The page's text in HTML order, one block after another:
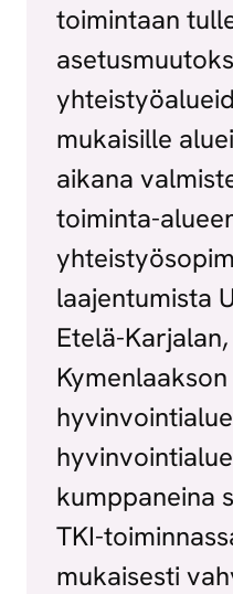
toimintaan
mukaisille
aikana
toiminta-
laajentumista
Etelä-
Kymenlaakson
kumppaneina
TKI-
mukaisesti